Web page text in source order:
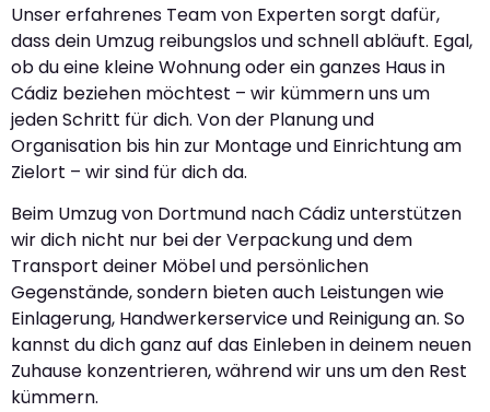
Unser erfahrenes Team von Experten sorgt dafür,
dass dein Umzug reibungslos und schnell abläuft. Egal,
ob du eine kleine Wohnung oder ein ganzes Haus in
Cádiz beziehen möchtest – wir kümmern uns um
jeden Schritt für dich. Von der Planung und
Organisation bis hin zur Montage und Einrichtung am
Zielort – wir sind für dich da.
Beim Umzug von Dortmund nach Cádiz unterstützen
wir dich nicht nur bei der Verpackung und dem
Transport deiner Möbel und persönlichen
Gegenstände, sondern bieten auch Leistungen wie
Einlagerung, Handwerkerservice und Reinigung an. So
kannst du dich ganz auf das Einleben in deinem neuen
Zuhause konzentrieren, während wir uns um den Rest
kümmern.